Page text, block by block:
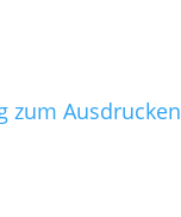
zum Ausdrucken